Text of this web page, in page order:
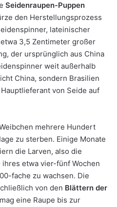
Seidenraupen-Puppen
den Herstellungsprozess
lateinischer
3,5 Zentimeter großer
der ursprünglich aus China
weit außerhalb
China, sondern Brasilien
von Seide auf
mehrere Hundert
zu sterben. Einige Monate
die Larven, also die
etwa vier-fünf Wochen
fache zu wachsen. Die
von den Blättern der
eine Raupe bis zur